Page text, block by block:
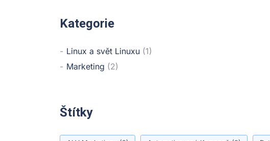
Kategorie
Linux a svět Linuxu (1)
Marketing (2)
Štítky